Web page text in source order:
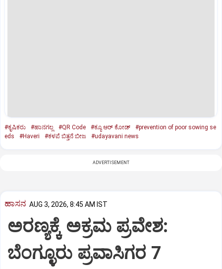
#ಕೃಷಿಕರು #ಹಾನಗಲ್ಲ #QR Code #ಕ್ಯೂ ಆರ್‌ ಕೋಡ್‌
#prevention of poor sowing se
eds
#Haveri #ಕಳಪೆ ಬಿತ್ತನೆ ಬೀಜ #udayavani news
ADVERTISEMENT
ಹಾಸನ AUG 3, 2026, 8:45 AM IST
ಅರಣ್ಯಕ್ಕೆ ಅಕ್ರಮ ಪ್ರವೇಶ:
ಬೆಂಗ್ಳೂರು ಪ್ರವಾಸಿಗರ 7